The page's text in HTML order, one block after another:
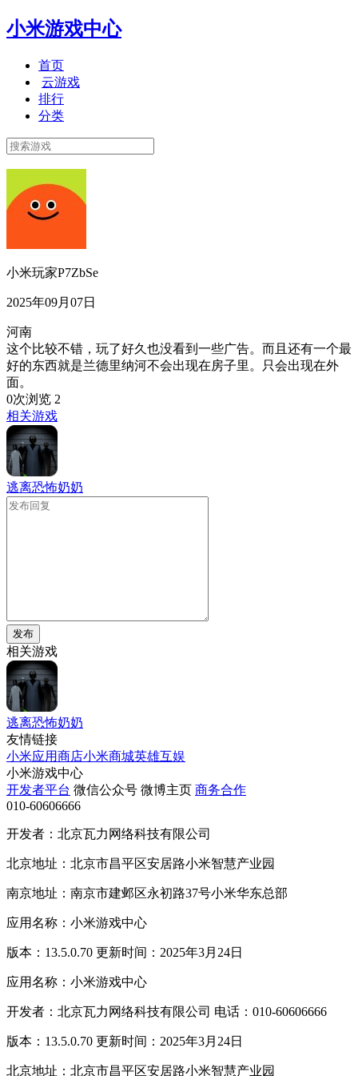
小米游戏中心
首页
云游戏
排行
分类
小米玩家P7ZbSe
2025年09月07日
河南
这个比较不错，玩了好久也没看到一些广告。而且还有一个最
好的东西就是兰德里纳河不会出现在房子里。只会出现在外
面。
0次浏览 2
相关游戏
逃离恐怖奶奶
发布
相关游戏
逃离恐怖奶奶
友情链接
小米应用商店小米商城英雄互娱
小米游戏中心
开发者平台 微信公众号 微博主页 商务合作
010-60606666
开发者：北京瓦力网络科技有限公司
北京地址：北京市昌平区安居路小米智慧产业园
南京地址：南京市建邺区永初路37号小米华东总部
应用名称：小米游戏中心
版本：13.5.0.70 更新时间：2025年3月24日
应用名称：小米游戏中心
开发者：北京瓦力网络科技有限公司 电话：010-60606666
版本：13.5.0.70 更新时间：2025年3月24日
北京地址：北京市昌平区安居路小米智慧产业园